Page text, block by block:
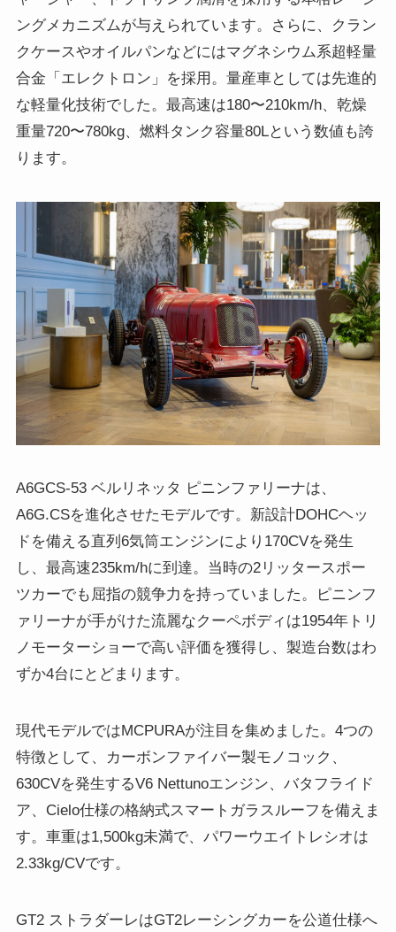
ングメカニズムが与えられています。さらに、クラン
クケースやオイルパンなどにはマグネシウム系超軽量
合金「エレクトロン」を採用。量産車としては先進的
な軽量化技術でした。最高速は180〜210km/h、乾燥
重量720〜780kg、燃料タンク容量80Lという数値も誇
ります。
A6GCS-53 ベルリネッタ ピニンファリーナは、
A6G.CSを進化させたモデルです。新設計DOHCヘッ
ドを備える直列6気筒エンジンにより170CVを発生
し、最高速235km/hに到達。当時の2リッタースポー
ツカーでも屈指の競争力を持っていました。ピニンフ
ァリーナが手がけた流麗なクーペボディは1954年トリ
ノモーターショーで高い評価を獲得し、製造台数はわ
ずか4台にとどまります。
現代モデルではMCPURAが注目を集めました。4つの
特徴として、カーボンファイバー製モノコック、
630CVを発生するV6 Nettunoエンジン、バタフライド
ア、Cielo仕様の格納式スマートガラスルーフを備えま
す。車重は1,500kg未満で、パワーウエイトレシオは
2.33kg/CVです。
GT2 ストラダーレはGT2レーシングカーを公道仕様へ